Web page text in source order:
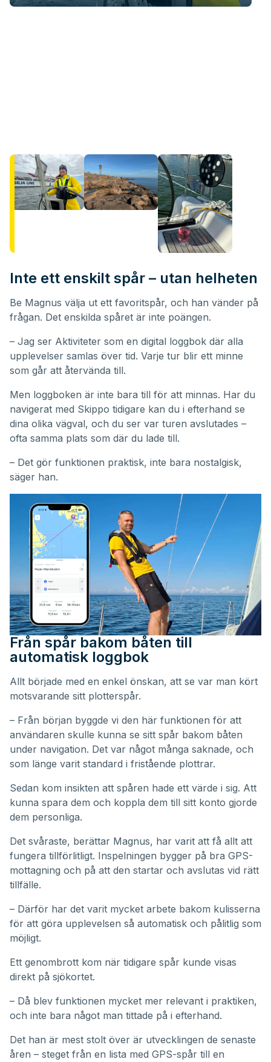
Inte ett enskilt spår – utan helheten
Be Magnus välja ut ett favoritspår, och han vänder på
frågan. Det enskilda spåret är inte poängen.
– Jag ser Aktiviteter som en digital loggbok där alla
upplevelser samlas över tid. Varje tur blir ett minne
som går att återvända till.
Men loggboken är inte bara till för att minnas. Har du
navigerat med Skippo tidigare kan du i efterhand se
dina olika vägval, och du ser var turen avslutades –
ofta samma plats som där du lade till.
– Det gör funktionen praktisk, inte bara nostalgisk,
säger han.
Från spår bakom båten till
automatisk loggbok
Allt började med en enkel önskan, att se var man kört
motsvarande sitt plotterspår.
– Från början byggde vi den här funktionen för att
användaren skulle kunna se sitt spår bakom båten
under navigation. Det var något många saknade, och
som länge varit standard i fristående plottrar.
Sedan kom insikten att spåren hade ett värde i sig. Att
kunna spara dem och koppla dem till sitt konto gjorde
dem personliga.
Det svåraste, berättar Magnus, har varit att få allt att
fungera tillförlitligt. Inspelningen bygger på bra GPS-
mottagning och på att den startar och avslutas vid rätt
tillfälle.
– Därför har det varit mycket arbete bakom kulisserna
för att göra upplevelsen så automatisk och pålitlig som
möjligt.
Ett genombrott kom när tidigare spår kunde visas
direkt på sjökortet.
– Då blev funktionen mycket mer relevant i praktiken,
och inte bara något man tittade på i efterhand.
Det han är mest stolt över är utvecklingen de senaste
åren – steget från en lista med GPS-spår till en